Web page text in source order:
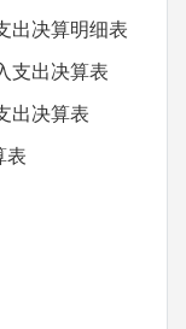
决算明细表
出决算表
决算表
表